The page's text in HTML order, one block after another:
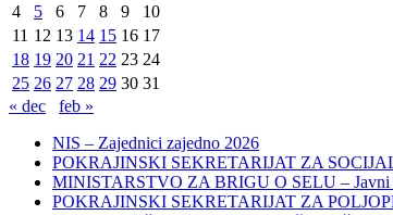
4
5 6 7 8 9
10
11 12 13 14 15 16 17
18 19 20 21 22 23 24
25 26 27 28 29 30 31
« dec
feb »
NIS – Zajednici zajedno 2026
POKRAJINSKI SEKRETARIJAT ZA
MINISTARSTVO ZA BRIGU O SELU – Javni
POKRAJINSKI SEKRETARIJAT ZA